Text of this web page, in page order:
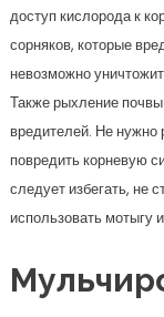
доступ кислорода к
сорняков, которые
невозможно
Также рыхление
вредителей. Не нужно
повредить корневую
следует избегать, не
использовать мотыгу